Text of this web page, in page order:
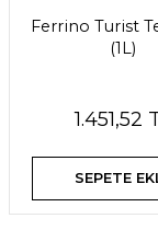
Ferrino Turist
(1L)
1.451,52
SEPETE